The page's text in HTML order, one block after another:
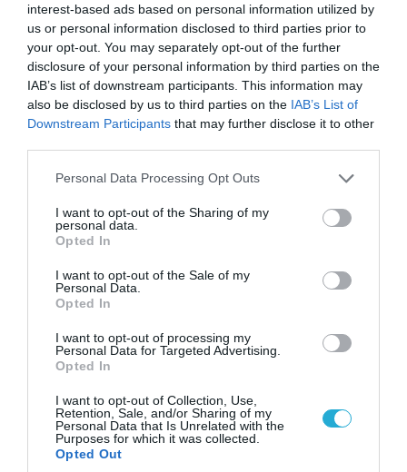
interest-based ads based on personal information utilized by
us or personal information disclosed to third parties prior to
your opt-out. You may separately opt-out of the further
disclosure of your personal information by third parties on the
IAB’s list of downstream participants. This information may
also be disclosed by us to third parties on the IAB’s List of
Downstream Participants that may further disclose it to other
Please note that this website/app uses one or more Google
not limited to your visit or usage behaviour. You may click to
grant or deny consent to Google and its third-party tags to
use your data for below specified purposes in below Google
consent section.
Personal Data Processing Opt Outs
I want to opt-out of the Sharing of my
personal data.
Opted In
I want to opt-out of the Sale of my
Personal Data.
Opted In
I want to opt-out of processing my
Personal Data for Targeted Advertising.
Opted In
I want to opt-out of Collection, Use,
Retention, Sale, and/or Sharing of my
Personal Data that Is Unrelated with the
Purposes for which it was collected.
Opted Out
06.08.2026 | 09:02
ΗΠΑ: Το τελευταίο μήνυμα της μητέρας στον
πρώην σύζυγό της πριν από τη δολοφονία των
4 παιδιών τους – «Έχουν ίωση»
ΠΟΛΙΤΙΚΗ
06.08.2026 | 14:02